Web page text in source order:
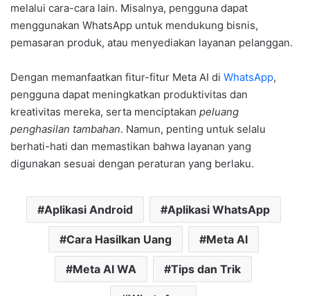
melalui cara-cara lain. Misalnya, pengguna dapat
menggunakan WhatsApp untuk mendukung bisnis,
pemasaran produk, atau menyediakan layanan pelanggan.
Dengan memanfaatkan fitur-fitur Meta AI di WhatsApp,
pengguna dapat meningkatkan produktivitas dan
kreativitas mereka, serta menciptakan peluang
penghasilan tambahan. Namun, penting untuk selalu
berhati-hati dan memastikan bahwa layanan yang
digunakan sesuai dengan peraturan yang berlaku.
Aplikasi Android Aplikasi WhatsApp
Cara Hasilkan Uang Meta AI
Meta AI WA Tips dan Trik